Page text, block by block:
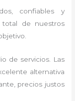
confiables y
total de nuestros
de servicios. Las
alternativa
precios justos